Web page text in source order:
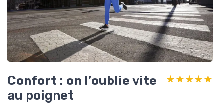
Confort : on l’oublie vite
au poignet
★★★★★
★★★★★